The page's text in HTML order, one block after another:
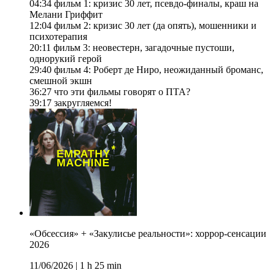
04:34 фильм 1: кризис 30 лет, псевдо-финалы, краш на
Мелани Гриффит
12:04 фильм 2: кризис 30 лет (да опять), мошенники и
психотерапия
20:11 фильм 3: неовестерн, загадочные пустоши,
однорукий герой
29:40 фильм 4: Роберт де Ниро, неожиданный броманс,
смешной экшн
36:27 что эти фильмы говорят о ПТА?
39:17 закругляемся!
«Обсессия» + «Закулисье реальности»: хоррор-сенсации
2026
11/06/2026 | 1 h 25 min